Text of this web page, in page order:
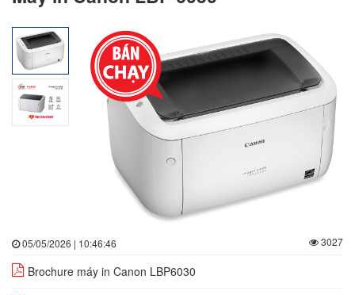
05/05/2026 | 10:46:46 3027
Brochure máy in Canon LBP6030